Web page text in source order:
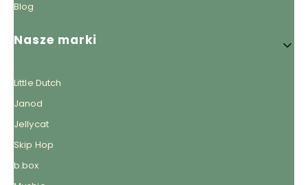
Blog
Nasze marki
Little Dutch
Janod
Jellycat
Skip Hop
b.box